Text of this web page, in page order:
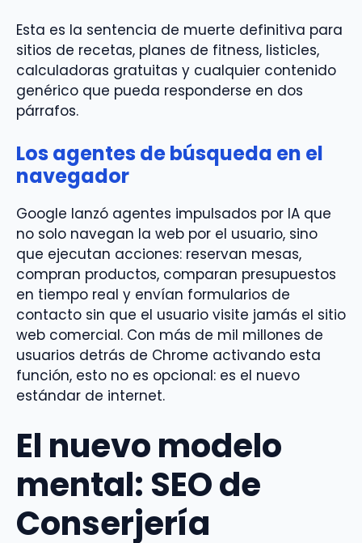
Esta es la sentencia de muerte definitiva para
sitios de recetas, planes de fitness, listicles,
calculadoras gratuitas y cualquier contenido
genérico que pueda responderse en dos
párrafos.
Los agentes de búsqueda en el
navegador
Google lanzó agentes impulsados por IA que
no solo navegan la web por el usuario, sino
que ejecutan acciones: reservan mesas,
compran productos, comparan presupuestos
en tiempo real y envían formularios de
contacto sin que el usuario visite jamás el sitio
web comercial. Con más de mil millones de
usuarios detrás de Chrome activando esta
función, esto no es opcional: es el nuevo
estándar de internet.
El nuevo modelo
mental: SEO de
Conserjería